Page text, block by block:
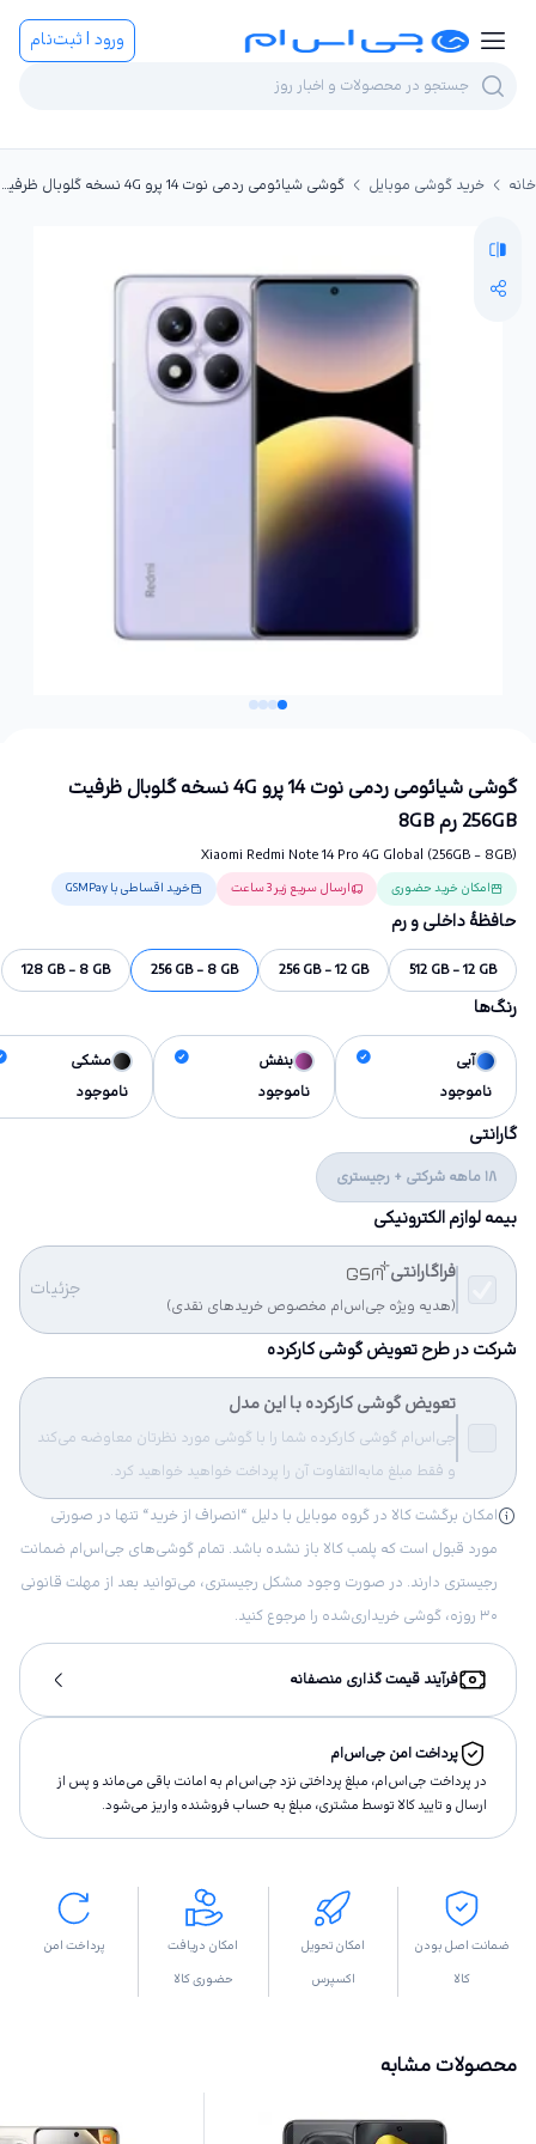
ورود | ثبت‌نام
خانه خرید گوشی موبایل گوشی شیائومی ردمی نوت 14 پرو 4G نسخه گلوبال ظرفیت 256GB رم 8GB
گوشی شیائومی ردمی نوت 14 پرو 4G نسخه گلوبال ظرفیت
256GB رم 8GB
Xiaomi Redmi Note 14 Pro 4G Global (256GB - 8GB)
امکان خرید حضوری ارسال سریع زیر 3 ساعت خرید اقساطی با GSMPay
حافظهٔ داخلی و رم
512 GB - 12 GB
256 GB - 12 GB
256 GB - 8 GB
128 GB - 8 GB
رنگ‌ها
آبی
ناموجود
بنفش
ناموجود
مشکی
ناموجود
گارانتی
18 ماهه شرکتی + رجیستری
بیمه لوازم الکترونیکی
فراگارانتی
(هدیه ویژه جی‌اس‌ام مخصوص خریدهای نقدی)
جزئیات
شرکت در طرح تعویض گوشی کارکرده
تعویض گوشی کارکرده با این مدل
جی‌اس‌ام گوشی کارکرده شما را با گوشی مورد نظرتان معاوضه می‌کند
و فقط مبلغ مابه‌التفاوت آن را پرداخت خواهید خواهید کرد.
امکان برگشت کالا در گروه موبایل با دلیل “انصراف از خرید“ تنها در صورتی
مورد قبول است که پلمب کالا باز نشده باشد. تمام گوشی‌های جی‌اس‌ام ضمانت
رجیستری دارند. در صورت وجود مشکل رجیستری، می‌توانید بعد از مهلت قانونی
۳۰ روزه، گوشی خریداری‌شده را مرجوع کنید.
فرآیند قیمت گذاری منصفانه
پرداخت امن جی‌اس‌ام
در پرداخت جی‌اس‌ام، مبلغ پرداختى نزد جی‌اس‌ام به امانت باقى مى‌ماند و پس از
ارسال و تاييد كالا توسط مشتری، مبلغ به حساب فروشنده واريز مى‌شود.
ضمانت اصل بودن
کالا
امکان تحویل
اکسپرس
امکان دریافت
حضوری کالا
پرداخت امن
محصولات مشابه